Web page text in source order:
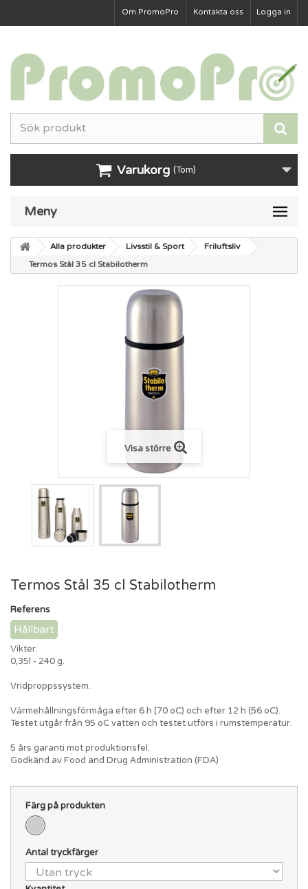
Logga in
Kontakta oss
Om PromoPro
Varukorg (Tom)
Meny
Alla produkter Livsstil & Sport
Friluftsliv
Termos Stål 35 cl Stabilotherm
Visa större
Termos Stål 35 cl Stabilotherm
Referens
Hållbart
Vikter:
0,35l - 240 g.
Vridproppssystem.
Värmehållningsförmåga efter 6 h (70 oC) och efter 12 h (56 oC).
Testet utgår från 95 oC vatten och testet utförs i rumstemperatur.
5 års garanti mot produktionsfel.
Godkänd av Food and Drug Administration (FDA)
Färg på produkten
Antal tryckfärger